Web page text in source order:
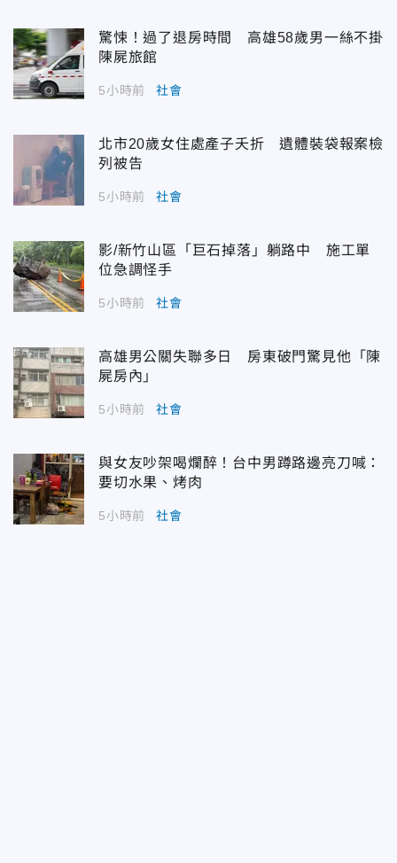
驚悚！過了退房時間 高雄58歲男一絲不掛
陳屍旅館
5小時前 社會
北市20歲女住處產子夭折 遺體裝袋報案檢
列被告
5小時前 社會
影/新竹山區「巨石掉落」躺路中 施工單
位急調怪手
5小時前 社會
高雄男公關失聯多日 房東破門驚見他「陳
屍房內」
5小時前 社會
與女友吵架喝爛醉！台中男蹲路邊亮刀喊：
要切水果、烤肉
5小時前 社會